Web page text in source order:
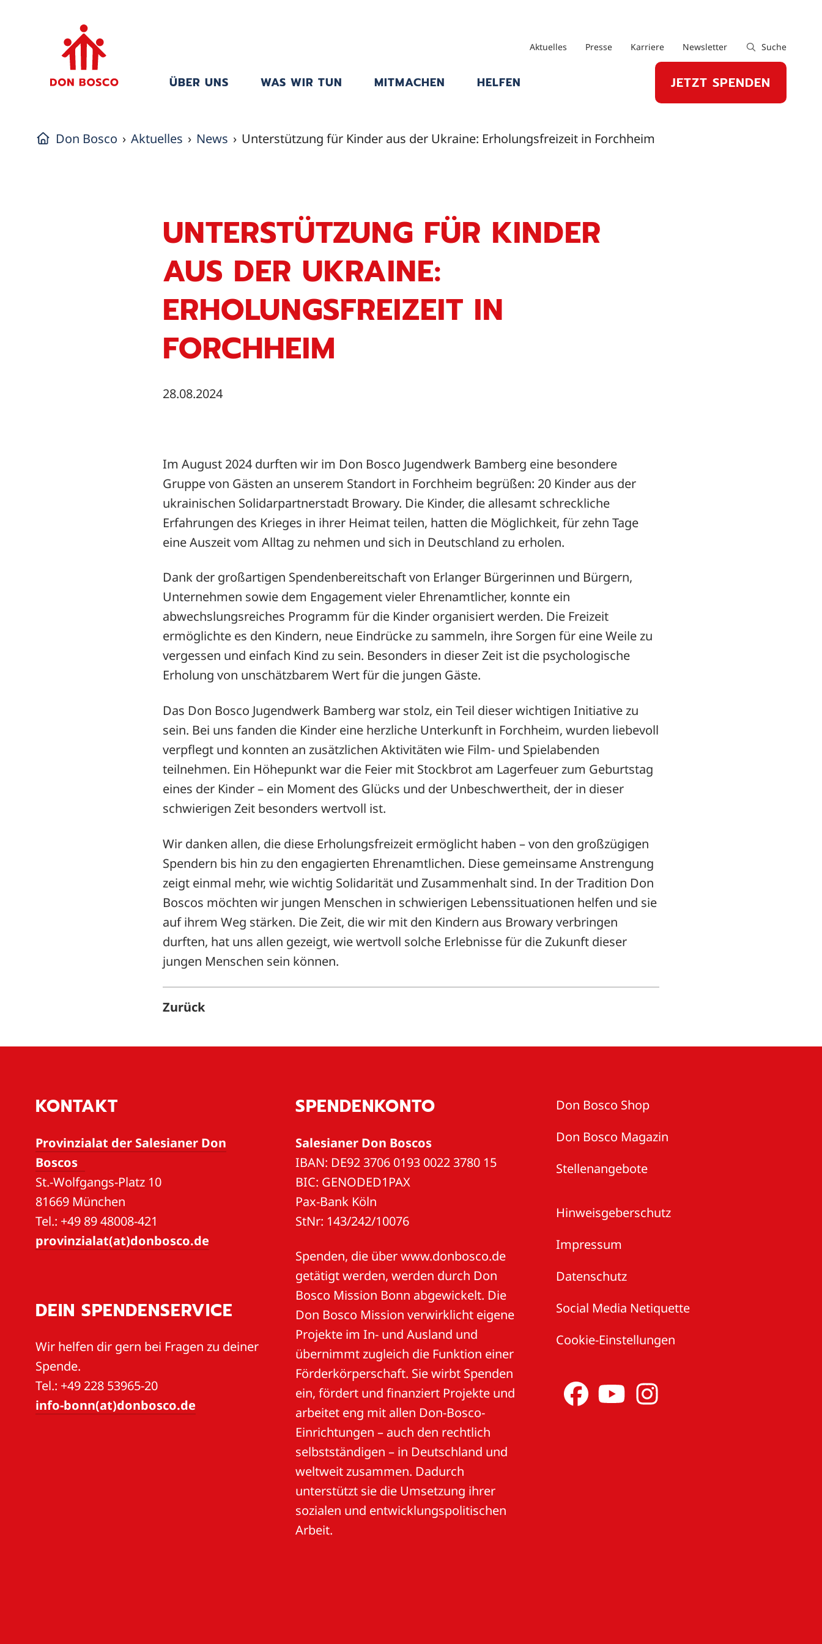
ÜBER UNS WAS WIR TUN MITMACHEN HELFEN JETZT SPENDEN
Aktuelles Presse Karriere Newsletter Suche
Don Bosco Aktuelles News Unterstützung für Kinder aus der Ukraine: Erholungsfreizeit in Forchheim
UNTERSTÜTZUNG FÜR KINDER
AUS DER UKRAINE:
ERHOLUNGSFREIZEIT IN
FORCHHEIM
28.08.2024
Im August 2024 durften wir im Don Bosco Jugendwerk Bamberg eine besondere
Gruppe von Gästen an unserem Standort in Forchheim begrüßen: 20 Kinder aus der
ukrainischen Solidarpartnerstadt Browary. Die Kinder, die allesamt schreckliche
Erfahrungen des Krieges in ihrer Heimat teilen, hatten die Möglichkeit, für zehn Tage
eine Auszeit vom Alltag zu nehmen und sich in Deutschland zu erholen.
Dank der großartigen Spendenbereitschaft von Erlanger Bürgerinnen und Bürgern,
Unternehmen sowie dem Engagement vieler Ehrenamtlicher, konnte ein
abwechslungsreiches Programm für die Kinder organisiert werden. Die Freizeit
ermöglichte es den Kindern, neue Eindrücke zu sammeln, ihre Sorgen für eine Weile zu
vergessen und einfach Kind zu sein. Besonders in dieser Zeit ist die psychologische
Erholung von unschätzbarem Wert für die jungen Gäste.
Das Don Bosco Jugendwerk Bamberg war stolz, ein Teil dieser wichtigen Initiative zu
sein. Bei uns fanden die Kinder eine herzliche Unterkunft in Forchheim, wurden liebevoll
verpflegt und konnten an zusätzlichen Aktivitäten wie Film- und Spielabenden
teilnehmen. Ein Höhepunkt war die Feier mit Stockbrot am Lagerfeuer zum Geburtstag
eines der Kinder – ein Moment des Glücks und der Unbeschwertheit, der in dieser
schwierigen Zeit besonders wertvoll ist.
Wir danken allen, die diese Erholungsfreizeit ermöglicht haben – von den großzügigen
Spendern bis hin zu den engagierten Ehrenamtlichen. Diese gemeinsame Anstrengung
zeigt einmal mehr, wie wichtig Solidarität und Zusammenhalt sind. In der Tradition Don
Boscos möchten wir jungen Menschen in schwierigen Lebenssituationen helfen und sie
auf ihrem Weg stärken. Die Zeit, die wir mit den Kindern aus Browary verbringen
durften, hat uns allen gezeigt, wie wertvoll solche Erlebnisse für die Zukunft dieser
jungen Menschen sein können.
Zurück
KONTAKT
Provinzialat der Salesianer Don
Boscos
St.-Wolfgangs-Platz 10
81669 München
Tel.: +49 89 48008-421
provinzialat(at)donbosco.de
DEIN SPENDENSERVICE
Wir helfen dir gern bei Fragen zu deiner
Spende.
Tel.: +49 228 53965-20
info-bonn(at)donbosco.de
SPENDENKONTO
Salesianer Don Boscos
IBAN: DE92 3706 0193 0022 3780 15
BIC: GENODED1PAX
Pax-Bank Köln
StNr: 143/242/10076
Spenden, die über www.donbosco.de
getätigt werden, werden durch Don
Bosco Mission Bonn abgewickelt. Die
Don Bosco Mission verwirklicht eigene
Projekte im In- und Ausland und
übernimmt zugleich die Funktion einer
Förderkörperschaft. Sie wirbt Spenden
ein, fördert und finanziert Projekte und
arbeitet eng mit allen Don-Bosco-
Einrichtungen – auch den rechtlich
selbstständigen – in Deutschland und
weltweit zusammen. Dadurch
unterstützt sie die Umsetzung ihrer
sozialen und entwicklungspolitischen
Arbeit.
Don Bosco Shop
Don Bosco Magazin
Stellenangebote
Hinweisgeberschutz
Impressum
Datenschutz
Social Media Netiquette
Cookie-Einstellungen